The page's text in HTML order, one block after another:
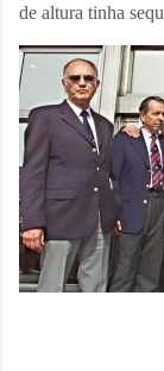
de altura tinha